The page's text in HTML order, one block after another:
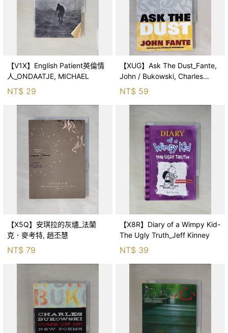
【V1X】English Patient英倫情
人_ONDAATJE, MICHAEL
NT$ 29
【XUG】Ask The Dust_Fante,
John / Bukowski, Charles
(FRW)
NT$ 59
【X5Q】安琪拉的灰燼_法蘭
克．麥考特, 趙丕慧
NT$ 79
【X8R】Diary of a Wimpy Kid-
The Ugly Truth_Jeff Kinney
NT$ 39